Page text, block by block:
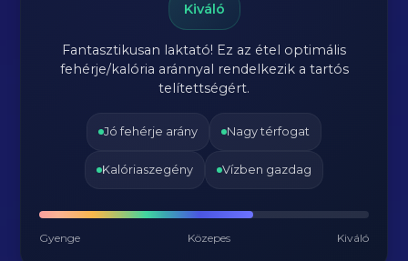
Kiváló
Fantasztikusan laktató! Ez az étel optimális
fehérje/kalória aránnyal rendelkezik a tartós
telítettségért.
Jó fehérje arány Nagy térfogat
Kalóriaszegény Vízben gazdag
Gyenge Közepes Kiváló